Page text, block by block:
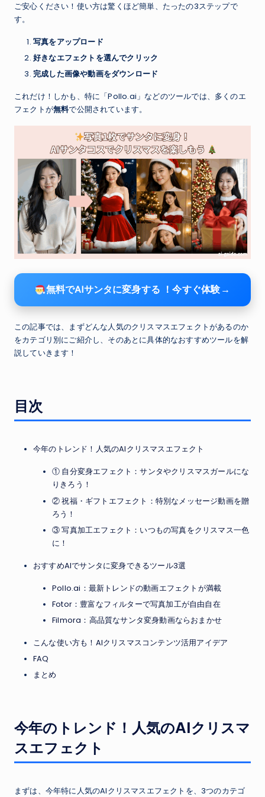
ご安心ください！使い方は驚くほど簡単、たったの3ステップで
す。
写真をアップロード
好きなエフェクトを選んでクリック
完成した画像や動画をダウンロード
これだけ！しかも、特に「Pollo.ai」などのツールでは、多くのエ
フェクトが無料で公開されています。
無料でAIサンタに変身する ！今すぐ体験→
この記事では、まずどんな人気のクリスマスエフェクトがあるのか
をカテゴリ別にご紹介し、そのあとに具体的なおすすめツールを解
説していきます！
目次
今年のトレンド！人気のAIクリスマスエフェクト
① 自分変身エフェクト：サンタやクリスマスガールにな
りきろう！
② 祝福・ギフトエフェクト：特別なメッセージ動画を贈
ろう！
③ 写真加工エフェクト：いつもの写真をクリスマス一色
に！
おすすめAIでサンタに変身できるツール3選
Pollo.ai：最新トレンドの動画エフェクトが満載
Fotor：豊富なフィルターで写真加工が自由自在
Filmora：高品質なサンタ変身動画ならおまかせ
こんな使い方も！AIクリスマスコンテンツ活用アイデア
FAQ
まとめ
今年のトレンド！人気のAIクリスマ
スエフェクト
まずは、今年特に人気のAIクリスマスエフェクトを、3つのカテゴ